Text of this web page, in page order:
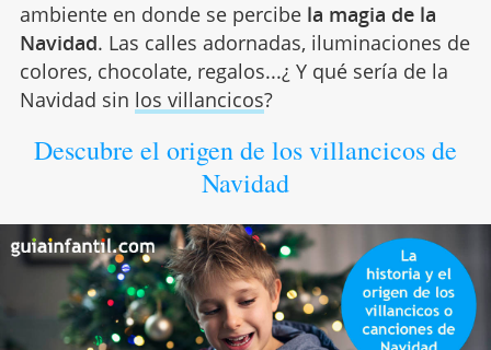
ambiente en donde se percibela magia de la
Navidad. Las calles adornadas, iluminaciones de
colores, chocolate, regalos...¿ Y qué sería de la
Navidad sin los villancicos?
Descubre el origen de los villancicos de
Navidad